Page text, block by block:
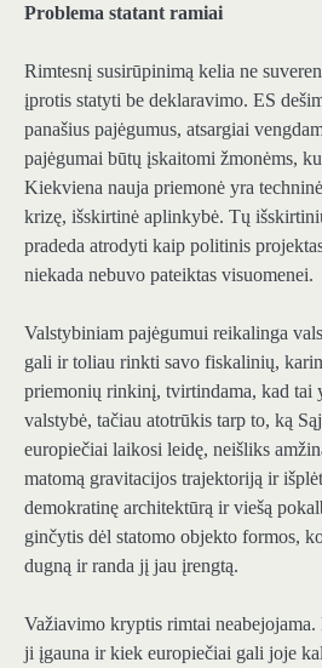
Problema statant ramiai
Rimtesnį susirūpinimą kelia ne
įprotis statyti be deklaravimo. ES
panašius pajėgumus, atsargiai
pajėgumai būtų įskaitomi žmonėms,
Kiekviena nauja priemonė yra
krizę, išskirtinė aplinkybė. Tų
pradeda atrodyti kaip politinis
niekada nebuvo pateiktas visuomenei.
Valstybiniam pajėgumui reikalinga
gali ir toliau rinkti savo fiskalinių,
priemonių rinkinį, tvirtindama, kad tai
valstybė, tačiau atotrūkis tarp to, ką
europiečiai laikosi leidę, neišliks
matomą gravitacijos trajektoriją ir
demokratinę architektūrą ir viešą
ginčytis dėl statomo objekto formos,
dugną ir randa jį jau įrengtą.
Važiavimo kryptis rimtai
ji įgauna ir kiek europiečiai gali joje